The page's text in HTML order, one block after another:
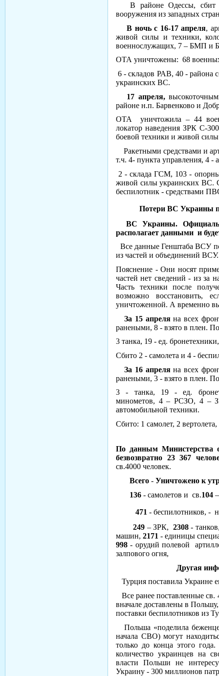
В районе Одессы, сбит
вооружения из западных
В ночь с 16-17 апреля,
живой силы и техники,
военнослужащих, 7 – БМП и
ОТА уничтожены: 68 военных
6 - складов РАВ, 40 - района
украинских ВС.
17 апреля,
районе н.п. Барвенково и
ОТА уничтожила – 44
локатор наведения ЗРК С-
боевой техники и живой
Ракетными средствами и
т.ч. 4- пункта управления, 4 -
2 - склада ГСМ, 103 -
живой силы украинских ВС.
беспилотник - средствами
Потери ВС Украины
ВС Украины.
располагает данными и
Все данные Генштаба ВСУ
из частей и объединений ВСУ.
Пояснение - Они носят
частей нет сведений - из за
Часть техники после
возможно восстановить,
уничтоженной. А временно
За 15 апреляна всех
ранеными, 8 - взято в плен.
3 танка, 19 - ед.
Сбито 2 - самолета и 4 -
За 16 апреляна всех
ранеными, 3 - взято в плен.
3 - танка, 19 - ед.
минометов, 4 – РСЗО, 4 –
автомобильной техники.
Сбито: 1 самолет, 2
По данным Министерства
безвозвратно 23 367
св.4000 человек.
Всего - Уничтожено к
136 - самолетов и св.104
471 - беспилотников, -
249 – ЗРК, 2308-
машин,2171 - единицы
998 - орудий полевой
залпового огня,
Другая
Турция поставила Украине
Все ранее поставленные
вначале доставлены в
поставки беспилотников из
Польша «поделила
начала СВО) могут
только до конца этого
количество украинцев на
власти Польши не
Украину - 300 миллионов